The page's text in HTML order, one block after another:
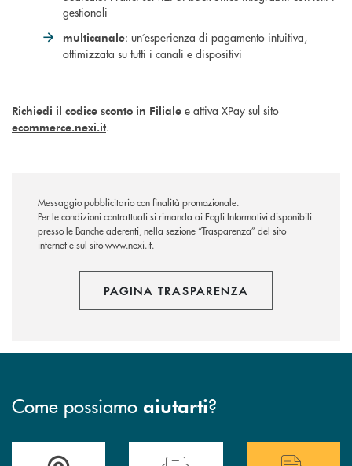
gestionali
multicanale: un’esperienza di pagamento intuitiva,
ottimizzata su tutti i canali e dispositivi
Richiedi il codice sconto in Filiale e attiva XPay sul sito
ecommerce.nexi.it.
Messaggio pubblicitario con finalità promozionale.
Per le condizioni contrattuali si rimanda ai Fogli Informativi disponibili
presso le Banche aderenti,nella sezione “Trasparenza” del sito
internete sul sitowww.nexi.it.
PAGINA TRASPARENZA
Come possiamo aiutarti?
Accedi all' elenco completo delle filiali di Bcc San Marzano.
Hai bisogno di assistenza immediata?
Hai bisogno di